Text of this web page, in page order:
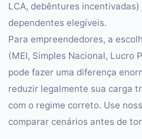
LCA, debêntures
dependentes elegíveis.
Para empreendedores, a
(MEI, Simples Nacional, Lucro
pode fazer uma diferença
reduzir legalmente sua carga
com o regime correto. Use
comparar cenários antes de